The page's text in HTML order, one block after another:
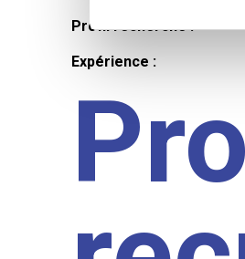
Profil recherché :
Expérience :